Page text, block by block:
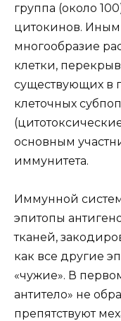
группа (около
цитокинов.
многообразие
клетки,
существующих в
клеточных
основным
иммунитета.
Иммунной
эпитопы
тканей,
как все другие
«чужие». В
антитело» не
препятствуют